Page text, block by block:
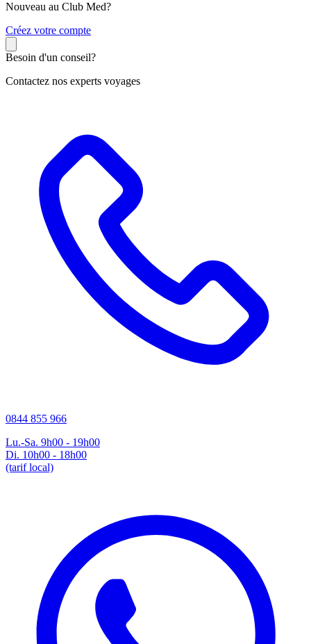
Nouveau au Club Med?
Créez votre compte
Besoin d'un conseil?
Contactez nos experts voyages
0844 855 966
Lu.-Sa. 9h00 - 19h00
Di. 10h00 - 18h00
(tarif local)